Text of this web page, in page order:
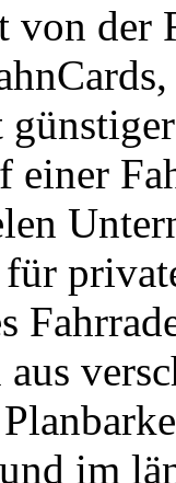
von der
einer
im